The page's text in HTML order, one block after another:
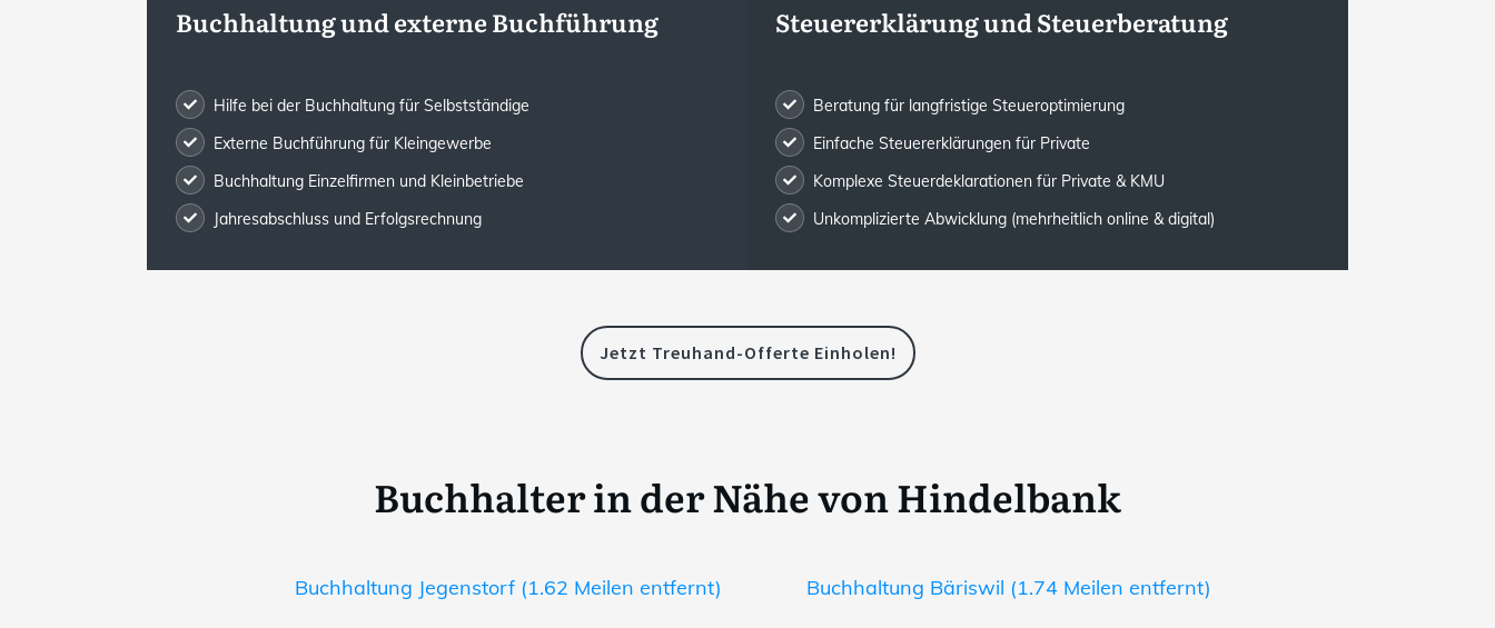
Buchhaltung und externe Buchführung
Hilfe bei der Buchhaltung für Selbstständige
Externe Buchführung für Kleingewerbe
Buchhaltung Einzelfirmen und Kleinbetriebe
Jahresabschluss und Erfolgsrechnung
Steuererklärung und Steuerberatung
Beratung für langfristige Steueroptimierung
Einfache Steuererklärungen für Private
Komplexe Steuerdeklarationen für Private & KMU
Unkomplizierte Abwicklung (mehrheitlich online & digital)
Jetzt Treuhand-Offerte Einholen!
Buchhalter in der Nähe von Hindelbank
Buchhaltung Jegenstorf (1.62 Meilen entfernt) Buchhaltung Bäriswil (1.74 Meilen entfernt)